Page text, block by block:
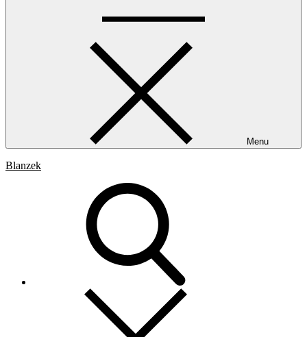
Menu
Blanzek